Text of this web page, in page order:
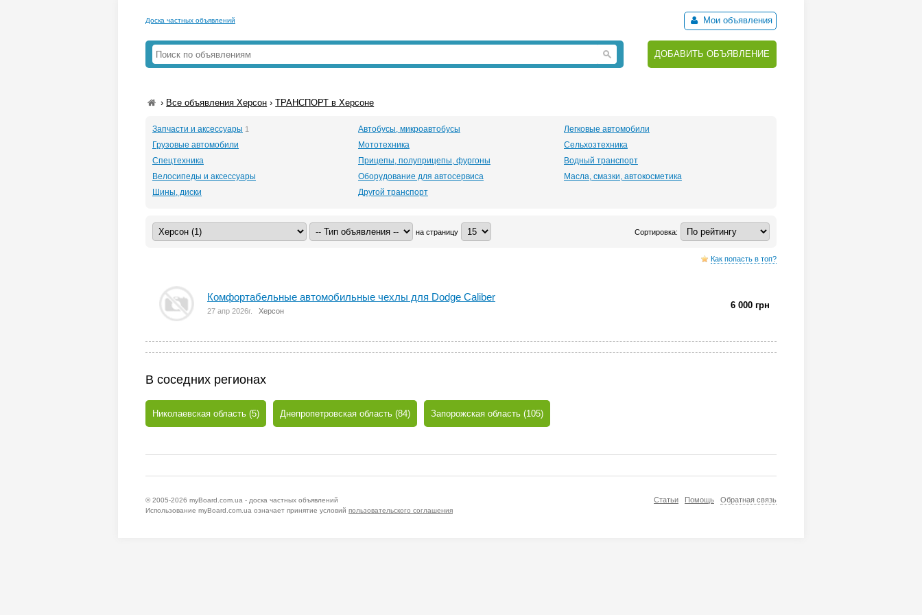
Доска частных объявлений Мои объявления
ДОБАВИТЬ ОБЪЯВЛЕНИЕ
› Все объявления Херсон ›ТРАНСПОРТ в Херсоне
Запчасти и аксессуары 1 Автобусы, микроавтобусы
Легковые автомобили
Грузовые автомобили
Мототехника
Сельхозтехника
Спецтехника
Прицепы, полуприцепы, фургоны
Водный транспорт
Велосипеды и аксессуары
Оборудование для автосервиса
Масла, смазки, автокосметика
Шины, диски
Другой транспорт
на страницу Сортировка:
Как попасть в топ?
Комфортабельные автомобильные чехлы для Dodge Caliber
27 апр 2026г. Херсон
6 000 грн
В соседних регионах
Николаевская область (5) Днепропетровская область (84) Запорожская область (105)
Статьи Помощь Обратная связь
© 2005-2026 myBoard.com.ua - доска частных объявлений
Использование myBoard.com.ua означает принятие условий пользовательского соглашения